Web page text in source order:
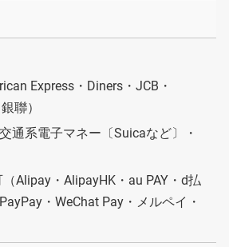
Express・Diners・JCB・
聯）
通系電子マネー〔Suicaなど〕・
Alipay・AlipayHK・au PAY・d払
・WeChat Pay・メルペイ・